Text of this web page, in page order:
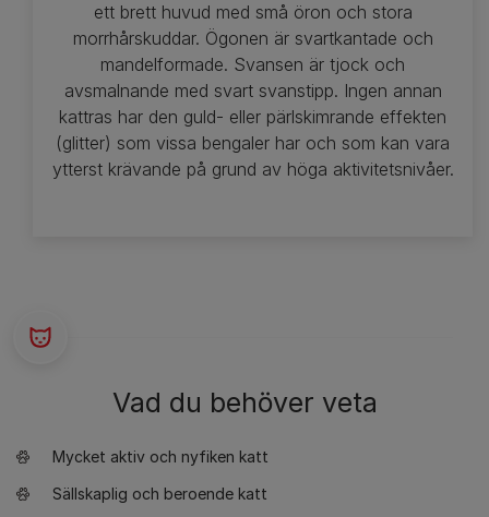
ett brett huvud med små öron och stora
morrhårskuddar. Ögonen är svartkantade och
mandelformade. Svansen är tjock och
avsmalnande med svart svanstipp. Ingen annan
kattras har den guld- eller pärlskimrande effekten
(glitter) som vissa bengaler har och som kan vara
ytterst krävande på grund av höga aktivitetsnivåer.
Vad du behöver veta
Mycket aktiv och nyfiken katt
Sällskaplig och beroende katt